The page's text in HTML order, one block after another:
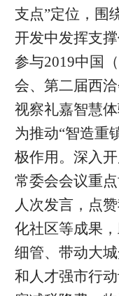
支点”定位，围
开发中发挥支
参与2019中国
会、第二届西
视察礼嘉智慧
为推动“智造重
极作用。深入
常委会会议重
人次发言，点
化社区等成果
细管、带动大
和人才强市行